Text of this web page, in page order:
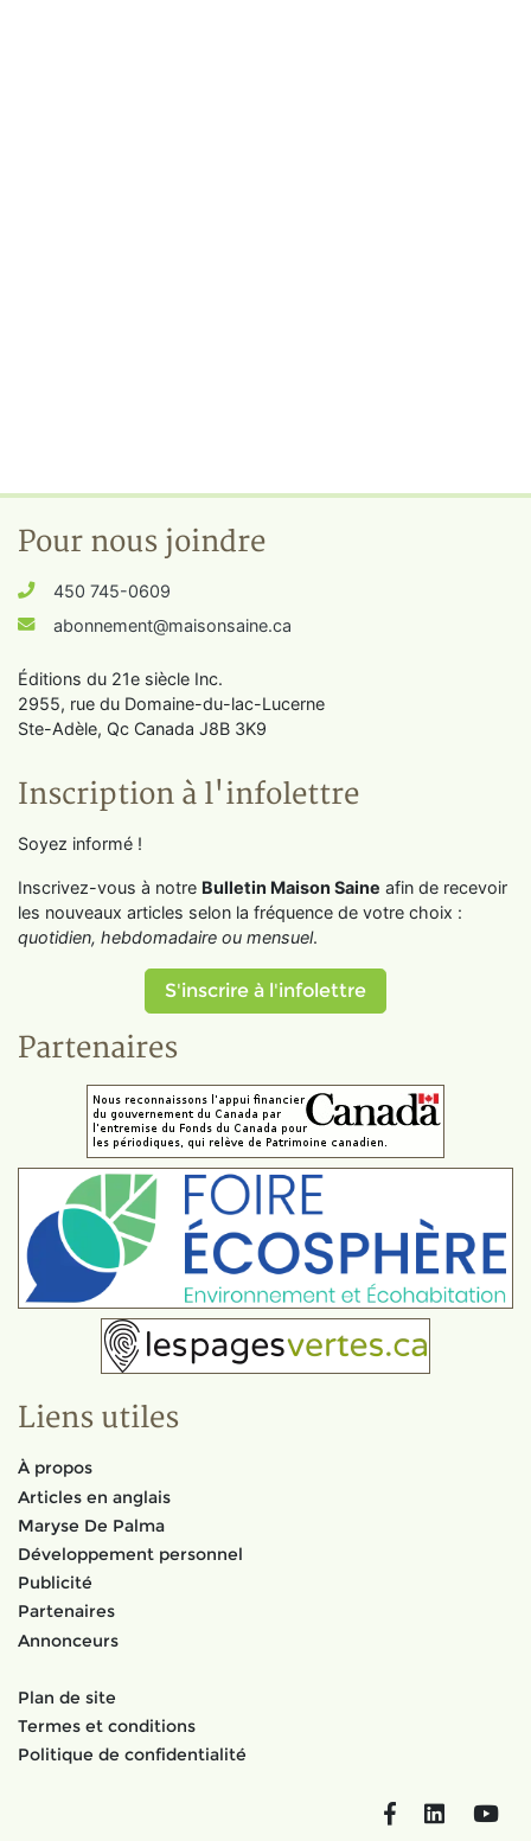
Pour nous joindre
450 745-0609
abonnement@maisonsaine.ca
Éditions du 21e siècle Inc.
2955, rue du Domaine-du-lac-Lucerne
Ste-Adèle, Qc Canada J8B 3K9
Inscription à l'infolettre
Soyez informé !
Inscrivez-vous à notre Bulletin Maison Saine afin de recevoir
les nouveaux articles selon la fréquence de votre choix :
quotidien, hebdomadaire ou mensuel.
S'inscrire à l'infolettre
Partenaires
Liens utiles
À propos
Articles en anglais
Maryse De Palma
Développement personnel
Publicité
Partenaires
Annonceurs
Plan de site
Termes et conditions
Politique de confidentialité
FacebookLinkedIn